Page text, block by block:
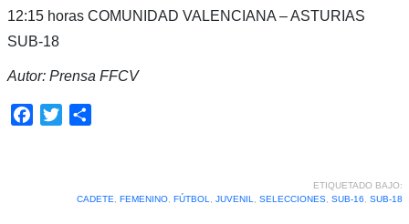
12:15 horas COMUNIDAD VALENCIANA – ASTURIAS
SUB-18
Autor: Prensa FFCV
Facebook
Twitter
ETIQUETADO BAJO:
CADETE
FEMENINO, FÚTBOL JUVENIL SELECCIONES, SUB-16 SUB-18